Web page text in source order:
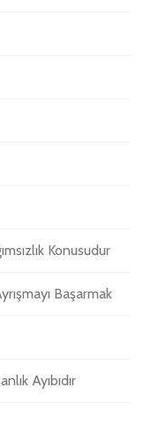
Konusudur
Başarmak
Ayıbıdır